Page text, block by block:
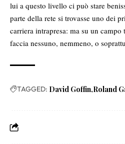
lui a questo livello ci può stare
parte della rete si trovasse uno dei
carriera intrapresa: ma su un
faccia nessuno, nemmeno, o
TAGGED: David Goffin Roland